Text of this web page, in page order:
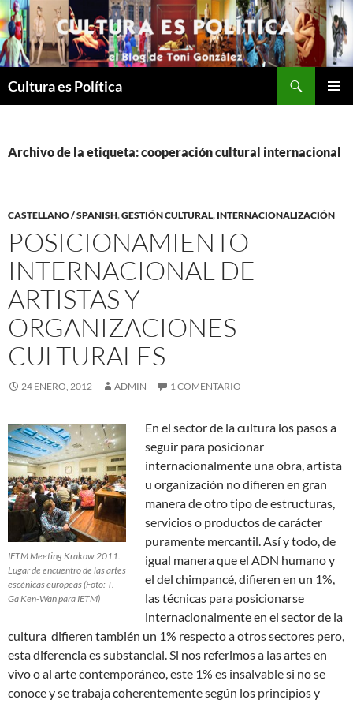
Saltar
al
contenido
Cultura es Política
Archivo de la etiqueta: cooperación cultural internacional
CASTELLANO / SPANISH,GESTIÓN CULTURAL, INTERNACIONALIZACIÓN
POSICIONAMIENTO
INTERNACIONAL DE
ARTISTAS Y
ORGANIZACIONES
CULTURALES
24 ENERO, 2012 ADMIN 1 COMENTARIO
IETM Meeting Krakow 2011.
Lugar de encuentro de las artes
escénicas europeas (Foto: T.
Ga Ken-Wan para IETM)
En el sector de la cultura los pasos a
seguir para posicionar
internacionalmente una obra, artista
u organización no difieren en gran
manera de otro tipo de estructuras,
servicios o productos de carácter
puramente mercantil. Así y todo, de
igual manera que el ADN humano y
el del chimpancé, difieren en un 1%,
las técnicas para posicionarse
internacionalmente en el sector de la
cultura difieren también un 1% respecto a otros sectores pero,
esta diferencia es substancial. Si nos referimos a las artes en
vivo o al arte contemporáneo, este 1% es insalvable si no se
conoce y se trabaja coherentemente según los principios y